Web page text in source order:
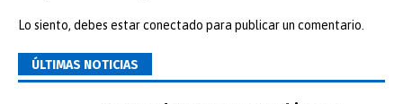
Lo siento, debes estarconectado para publicar un comentario.
ÚLTIMAS NOTICIAS